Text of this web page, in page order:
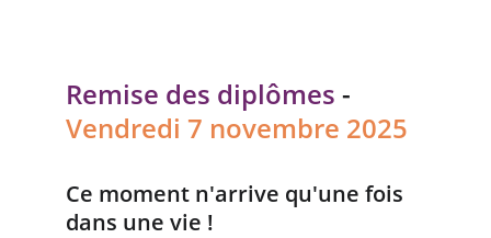
Remise des diplômes -
Vendredi 7 novembre 2025
Ce moment n'arrive qu'une fois
dans une vie !